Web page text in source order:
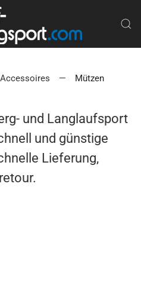
Accessoires Mützen
und Langlaufsport
und günstige
Lieferung,